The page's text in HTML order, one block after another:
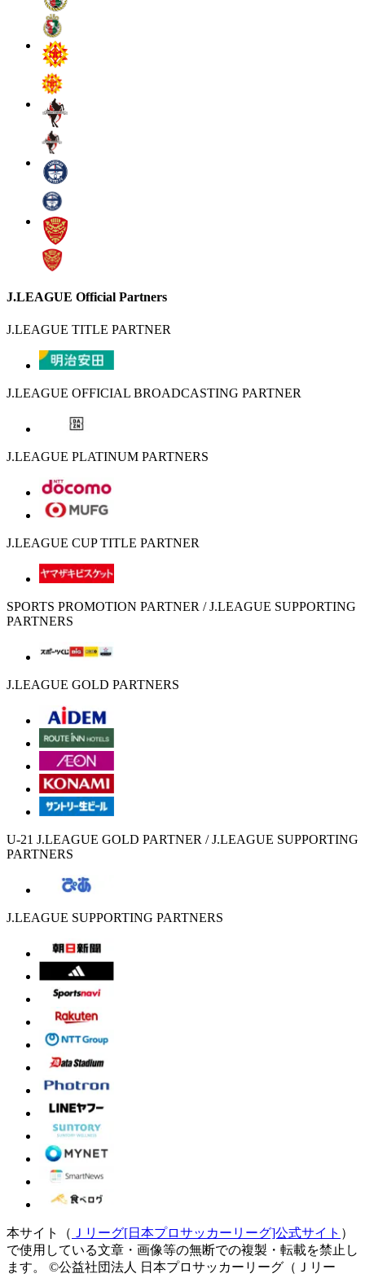
J.LEAGUE Official Partners
J.LEAGUE TITLE PARTNER
J.LEAGUE OFFICIAL BROADCASTING PARTNER
J.LEAGUE PLATINUM PARTNERS
J.LEAGUE CUP TITLE PARTNER
SPORTS PROMOTION PARTNER / J.LEAGUE SUPPORTING
PARTNERS
J.LEAGUE GOLD PARTNERS
U-21 J.LEAGUE GOLD PARTNER / J.LEAGUE SUPPORTING
PARTNERS
J.LEAGUE SUPPORTING PARTNERS
本サイト（ Ｊリーグ[日本プロサッカーリーグ]公式サイト ）
で使用している文章・画像等の無断での複製・転載を禁止し
ます。
©公益社団法人 日本プロサッカーリーグ（Ｊリー